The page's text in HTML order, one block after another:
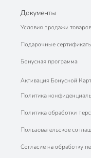
Документы
Условия продажи товаров
Подарочные
Бонусная программа
Активация Бонусной
Политика
Политика обработки
Пользовательское
Согласие на обработку